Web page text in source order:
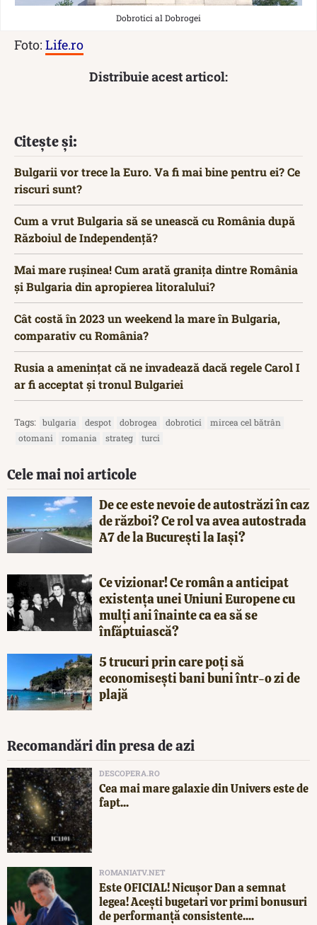
Dobrotici al Dobrogei
Foto: Life.ro
Distribuie acest articol:
Citește și:
Bulgarii vor trece la Euro. Va fi mai bine pentru ei? Ce
riscuri sunt?
Cum a vrut Bulgaria să se unească cu România după
Războiul de Independență?
Mai mare rușinea! Cum arată granița dintre România
și Bulgaria din apropierea litoralului?
Cât costă în 2023 un weekend la mare în Bulgaria,
comparativ cu România?
Rusia a amenințat că ne invadează dacă regele Carol I
ar fi acceptat și tronul Bulgariei
Tags: bulgaria despot dobrogea dobrotici
mircea cel bătrân
otomani
romania strateg turci
Cele mai noi articole
De ce este nevoie de autostrăzi în caz
de război? Ce rol va avea autostrada
A7 de la București la Iași?
Ce vizionar! Ce român a anticipat
existența unei Uniuni Europene cu
mulți ani înainte ca ea să se
înfăptuiască?
5 trucuri prin care poți să
economisești bani buni într-o zi de
plajă
Recomandări din presa de azi
DESCOPERA.RO
Cea mai mare galaxie din Univers este de
fapt...
ROMANIATV.NET
Este OFICIAL! Nicușor Dan a semnat
legea! Acești bugetari vor primi bonusuri
de performanță consistente....